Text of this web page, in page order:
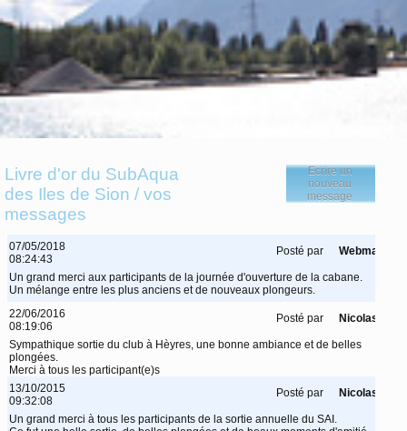
Livre d'or du SubAqua
des Iles de Sion / vos
messages
Ecrire un
nouveau
message
07/05/2018
08:24:43
Posté par Webmaster
Un grand merci aux participants de la journée d'ouverture de la cabane.
Un mélange entre les plus anciens et de nouveaux plongeurs.
22/06/2016
08:19:06
Posté par Nicolas
Sympathique sortie du club à Hèyres, une bonne ambiance et de belles
plongées.
Merci à tous les participant(e)s
13/10/2015
09:32:08
Posté par Nicolas
Un grand merci à tous les participants de la sortie annuelle du SAI.